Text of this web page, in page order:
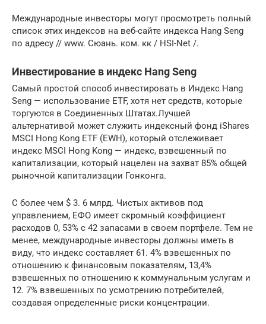
Международные инвесторы могут просмотреть полный
список этих индексов на веб-сайте индекса Hang Seng
по адресу // www. Сюань. ком. кк / HSI-Net /.
Инвестирование в индекс Hang Seng
Самый простой способ инвестировать в Индекс Hang
Seng — использование ETF, хотя нет средств, которые
торгуются в Соединенных Штатах.Лучшей
альтернативой может служить индексный фонд iShares
MSCI Hong Kong ETF (EWH), который отслеживает
индекс MSCI Hong Kong — индекс, взвешенный по
капитализации, который нацелен на захват 85% общей
рыночной капитализации Гонконга.
С более чем $ 3. 6 млрд. Чистых активов под
управлением, ЕФО имеет скромный коэффициент
расходов 0, 53% с 42 запасами в своем портфеле. Тем не
менее, международные инвесторы должны иметь в
виду, что индекс составляет 61. 4% взвешенных по
отношению к финансовым показателям, 13,4%
взвешенных по отношению к коммунальным услугам и
12. 7% взвешенных по усмотрению потребителей,
создавая определенные риски концентрации.